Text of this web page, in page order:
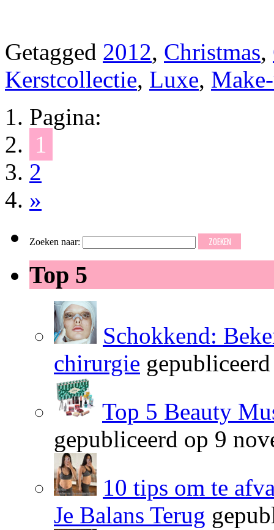
Getagged 2012, Christmas,
Kerstcollectie, Luxe,
Pagina:
1
2
»
Zoeken naar:
Top 5
Schokkend:
chirurgie
Top 5 Beauty
gepubliceerd op 9
10 tips om te
Je Balans Terug